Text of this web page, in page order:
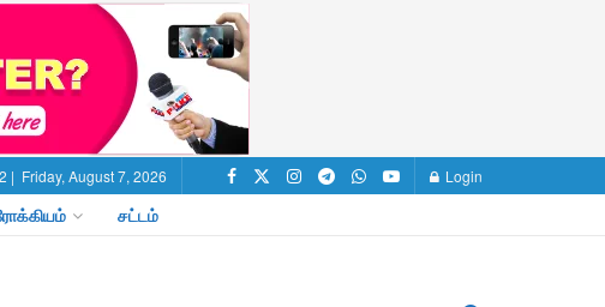
| Friday, August 7, 2026 Login
சட்டம்